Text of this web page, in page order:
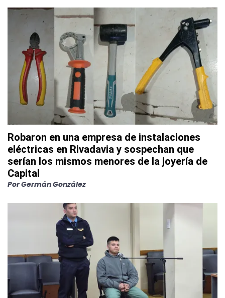
Robaron en una empresa de instalaciones
eléctricas en Rivadavia y sospechan que
serían los mismos menores de la joyería de
Capital
PorGermán González